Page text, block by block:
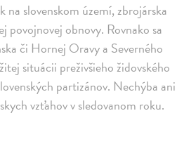
slovenskom území, zbrojárska
povojnovej obnovy. Rovnako sa
či Hornej Oravy a Severného
situácii preživšieho židovského
partizánov. Nechýba ani
vzťahov v sledovanom roku.